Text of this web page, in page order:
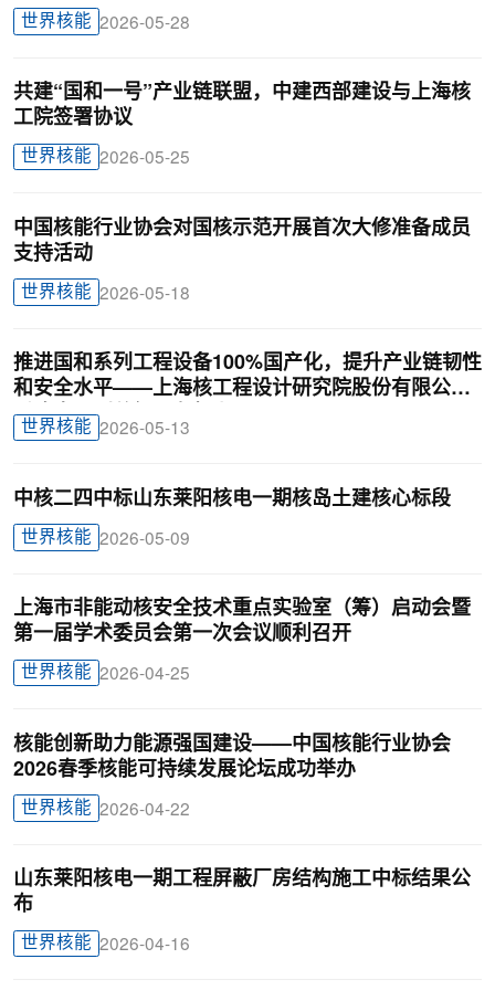
世界核能 2026-05-28
共建“国和一号”产业链联盟，中建西部建设与上海核
工院签署协议
世界核能 2026-05-25
中国核能行业协会对国核示范开展首次大修准备成员
支持活动
世界核能 2026-05-18
推进国和系列工程设备100%国产化，提升产业链韧性
和安全水平——上海核工程设计研究院股份有限公司
采购中心副总经理左超上
世界核能 2026-05-13
中核二四中标山东莱阳核电一期核岛土建核心标段
世界核能 2026-05-09
上海市非能动核安全技术重点实验室（筹）启动会暨
第一届学术委员会第一次会议顺利召开
世界核能 2026-04-25
核能创新助力能源强国建设——中国核能行业协会
2026春季核能可持续发展论坛成功举办
世界核能 2026-04-22
山东莱阳核电一期工程屏蔽厂房结构施工中标结果公
布
世界核能 2026-04-16